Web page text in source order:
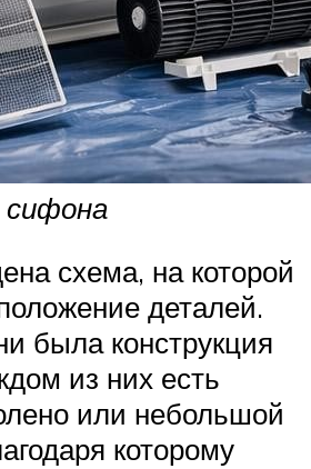
сифона
схема, на которой
деталей.
была конструкция
из них есть
или небольшой
которому